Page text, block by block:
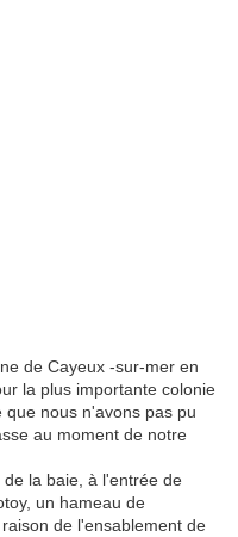
de Cayeux -sur-mer en
la plus importante colonie
nous n'avons pas pu
au moment de notre
la baie, à l'entrée de
un hameau de
de l'ensablement de